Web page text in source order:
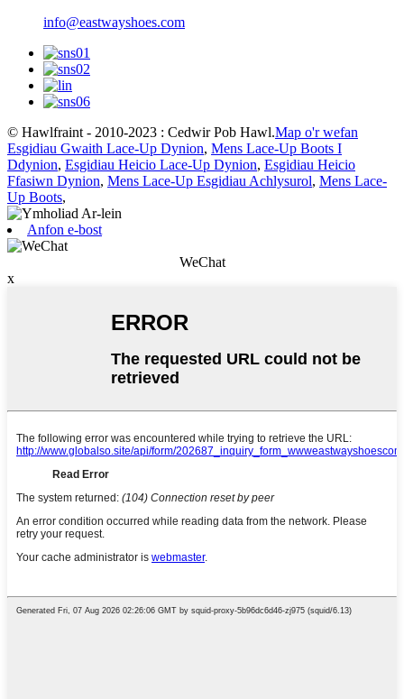
info@eastwayshoes.com
© Hawlfraint - 2010-2023 : Cedwir Pob Hawl.Map o'r wefan
Esgidiau Gwaith Lace-Up Dynion, Mens Lace-Up Boots I
Ddynion, Esgidiau Heicio Lace-Up Dynion, Esgidiau Heicio
Ffasiwn Dynion, Mens Lace-Up Esgidiau Achlysurol, Mens Lace-
Up Boots,
Anfon e-bost
WeChat
x